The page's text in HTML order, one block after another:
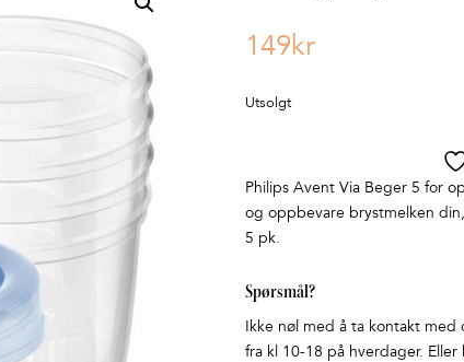
149kr
Utsolgt
Philips Avent Via Beger 5 for
og oppbevare brystmelken
5 pk.
Spørsmål?
Ikke nøl med å ta kontakt
fra kl 10-18 på hverdager.